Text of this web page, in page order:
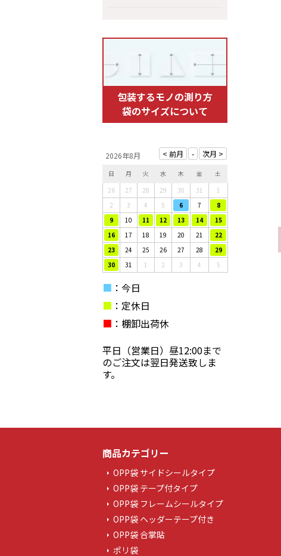
包装するモノの測り方
袋のサイズについて
2026年8月
日 月 火 水 木 金
土
26
27 28 29 30 31
1
2
3 4 5 6 7
8
9
10 11 12 13 14
15
16
17 18 19 20 21
22
23
24 25 26 27 28
29
30
31 1 2 3 4 5
■ ：今日
■ ：定休日
■ ：棚卸出荷休
平日（営業日）昼12:00まで
のご注文は翌日発送致しま
す。
商品カテゴリー
OPP袋 サイドシールタイプ
OPP袋 テープ付タイプ
OPP袋 フレームシールタイプ
OPP袋 ヘッダーテープ付き
OPP袋 合掌貼
ポリ袋